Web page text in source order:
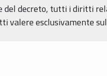
del decreto, tutti i diritti
valere esclusivamente